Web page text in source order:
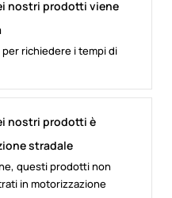
nostri prodotti viene
richiedere i tempi di
nostri prodotti è
stradale
questi prodotti non
in motorizzazione